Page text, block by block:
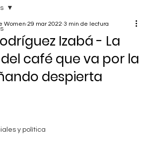
y política
Izabá - La
café que va por la
despierta
Women 29 mar 2022 3 min de lectura